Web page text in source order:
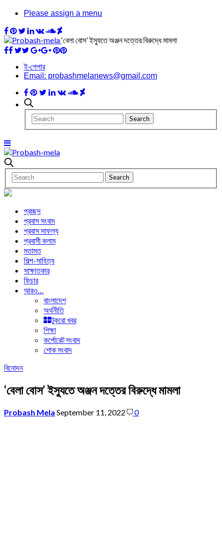
Please assign a menu
‘বেলা বোস’ ইস্যুতে অঞ্জন দত্তের বিরুদ্ধে মামলা
ই-পেপার
Email: probashmelanews@gmail.com
প্রচ্ছদ
প্রবাস সংবাদ
প্রবাস সাফল্য
প্রবাসী কলাম
মতামত
শিল্প-সাহিত্য
সাক্ষাতকার
ফিচার
আরও…
বাংলাদেশ
অর্থনীতি
টুকরো খবর
শিক্ষা
কর্পোরেট সংবাদ
শোক সংবাদ
বিনোদন
‘বেলা বোস’ ইস্যুতে অঞ্জন দত্তের বিরুদ্ধে মামলা
Probash Mela September 11, 2022 0